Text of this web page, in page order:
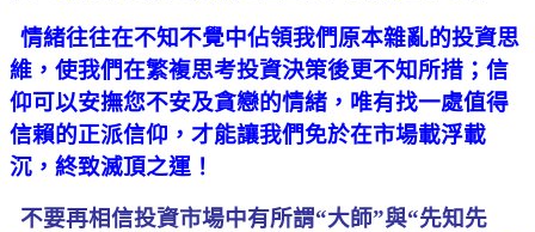
情緒往往在不知不覺中佔領我們原本雜亂的投資思
維，使我們在繁複思考投資決策後更不知所措；信
仰可以安撫您不安及貪戀的情緒，唯有找一處值得
信賴的正派信仰，才能讓我們免於在市場載浮載
沉，終致滅頂之運！
不要再相信投資市場中有所謂“大師”與“先知先